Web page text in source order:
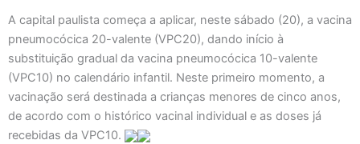
A capital paulista começa a aplicar, neste sábado (20), a vacina
pneumocócica 20-valente (VPC20), dando início à
substituição gradual da vacina pneumocócica 10-valente
(VPC10) no calendário infantil. Neste primeiro momento, a
vacinação será destinada a crianças menores de cinco anos,
de acordo com o histórico vacinal individual e as doses já
recebidas da VPC10.